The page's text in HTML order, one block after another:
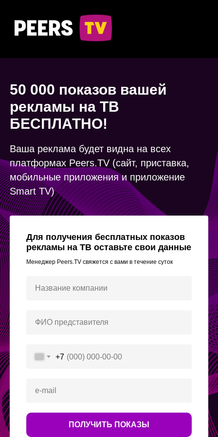
50 000 показов вашей
рекламы на ТВ
БЕСПЛАТНО!
Ваша реклама будет видна на всех
платформах Peers.TV (сайт, приставка,
мобильные приложения и приложение
Smart TV)
Для получения бесплатных показов
рекламы на ТВ оставьте свои данные
Менеджер Peers.TV свяжется с вами в течение суток
+7
ПОЛУЧИТЬ ПОКАЗЫ